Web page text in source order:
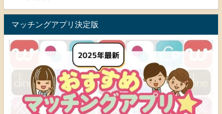
マッチングアプリ決定版